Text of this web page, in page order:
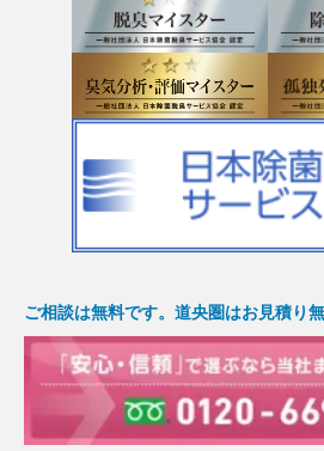
ご相談は無料です。道央圏はお見積り